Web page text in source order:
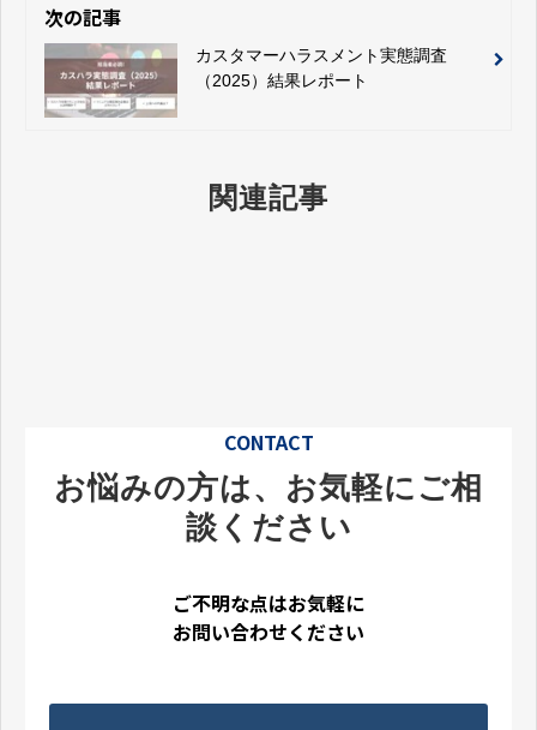
次の記事
カスタマーハラスメント実態調査
（2025）結果レポート
関連記事
CONTACT
お悩みの方は、お気軽にご相
談ください
ご不明な点はお気軽に
お問い合わせください